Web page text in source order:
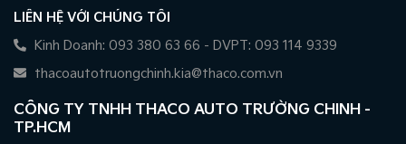
LIÊN HỆ VỚI CHÚNG TÔI
Kinh Doanh: 093 380 63 66 - DVPT: 093 114 9339
thacoautotruongchinh.kia@thaco.com.vn
CÔNG TY TNHH THACO AUTO TRƯỜNG CHINH -
TP.HCM